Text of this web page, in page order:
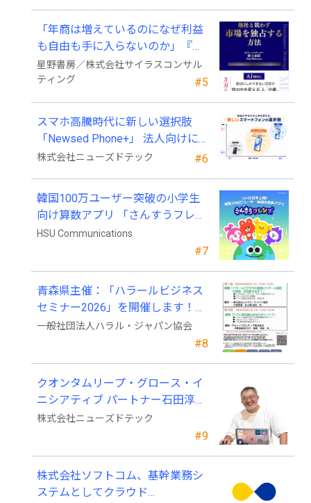
#5
「年商は増えているのになぜ利益
も自由も手に入らないのか」『他
社と競わず 市場を独占する方法』
発売
星野書房／株式会社サイラスコンサル
ティング
#6
スマホ高騰時代に新しい選択肢
「Newsed Phone+」 法人向けに7
月23日から販売開始
株式会社ニューズドテック
#7
韓国100万ユーザー突破の小学生
向け算数アプリ 「さんすうフレン
ズ」、ついに日本上陸!
HSU Communications
#8
青森県主催：「ハラールビジネス
セミナー2026」を開催します！
（参加費無料）
一般社団法人ハラル・ジャパン協会
#9
クオンタムリープ・グロース・イ
ニシアティブ パートナー石田淳也
氏がニューズドテックの戦略顧問
株式会社ニューズドテック
株式会社ソフトコム、基幹業務シ
ステムとしてクラウド